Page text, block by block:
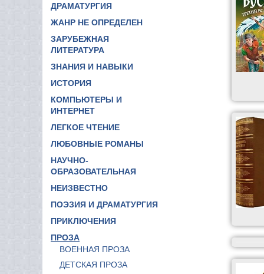
ДРАМАТУРГИЯ
ЖАНР НЕ ОПРЕДЕЛЕН
ЗАРУБЕЖНАЯ
ЛИТЕРАТУРА
ЗНАНИЯ И НАВЫКИ
ИСТОРИЯ
КОМПЬЮТЕРЫ И
ИНТЕРНЕТ
ЛЕГКОЕ ЧТЕНИЕ
ЛЮБОВНЫЕ РОМАНЫ
НАУЧНО-
ОБРАЗОВАТЕЛЬНАЯ
НЕИЗВЕСТНО
ПОЭЗИЯ И ДРАМАТУРГИЯ
ПРИКЛЮЧЕНИЯ
ПРОЗА
ВОЕННАЯ ПРОЗА
ДЕТСКАЯ ПРОЗА